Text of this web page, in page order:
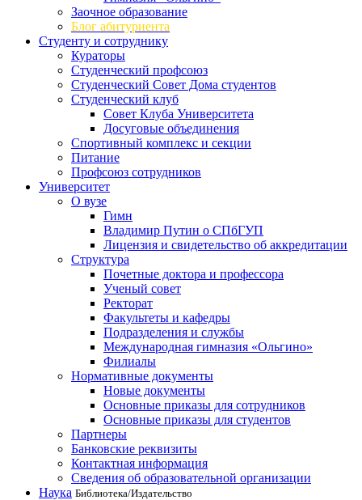
Заочное образование
Блог абитуриента
Студенту и сотруднику
Кураторы
Студенческий профсоюз
Студенческий Совет Дома студентов
Студенческий клуб
Совет Клуба Университета
Досуговые объединения
Спортивный комплекс и секции
Питание
Профсоюз сотрудников
Университет
О вузе
Гимн
Владимир Путин о СПбГУП
Лицензия и свидетельство об аккредитации
Структура
Почетные доктора и профессора
Ученый совет
Ректорат
Факультеты и кафедры
Подразделения и службы
Международная гимназия «Ольгино»
Филиалы
Нормативные документы
Новые документы
Основные приказы для сотрудников
Основные приказы для студентов
Партнеры
Банковские реквизиты
Контактная информация
Сведения об образовательной организации
Наука Библиотека/Издательство